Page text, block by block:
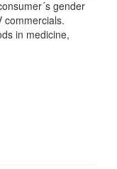
gender
commercials.
in medicine,